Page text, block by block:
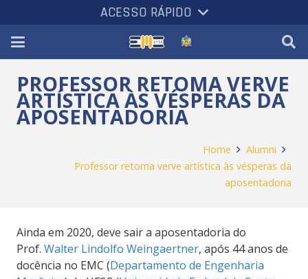
ACESSO RÁPIDO
PROFESSOR RETOMA VERVE
ARTÍSTICA ÀS VÉSPERAS DA
APOSENTADORIA
Home
Alumni
Professor retoma verve artística às vésperas da
aposentadoria
Ainda em 2020, deve sair a aposentadoria do
Prof. Walter Lindolfo Weingaertner, após 44 anos de
docência no EMC (Departamento de Engenharia